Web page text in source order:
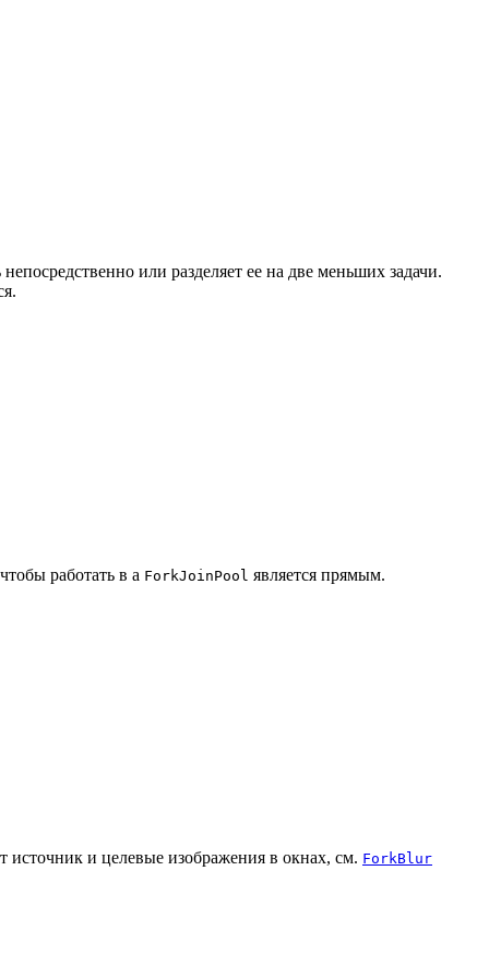
или разделяет ее на две меньших задачи.
работать в a ForkJoinPool является прямым.
источник и целевые изображения в окнах, см. ForkBlur